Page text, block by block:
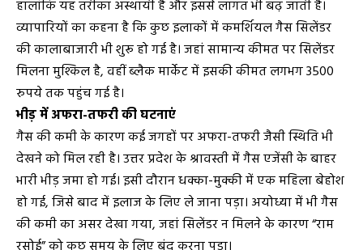
हालांकि यह तरीका अस्थायी है और इससे लागत भी बढ़ जाती है।
व्यापारियों का कहना है कि कुछ इलाकों में कमर्शियल गैस सिलेंडर
की कालाबाजारी भी शुरू हो गई है। जहां सामान्य कीमत पर सिलेंडर
मिलना मुश्किल है, वहीं ब्लैक मार्केट में इसकी कीमत लगभग 3500
रुपये तक पहुंच गई है।
भीड़ में अफरा-तफरी की घटनाएं
गैस की कमी के कारण कई जगहों पर अफरा-तफरी जैसी स्थिति भी
देखने को मिल रही है। उत्तर प्रदेश के श्रावस्ती में गैस एजेंसी के बाहर
भारी भीड़ जमा हो गई। इसी दौरान धक्का-मुक्की में एक महिला बेहोश
हो गई, जिसे बाद में इलाज के लिए ले जाना पड़ा। अयोध्या में भी गैस
की कमी का असर देखा गया, जहां सिलेंडर न मिलने के कारण “राम